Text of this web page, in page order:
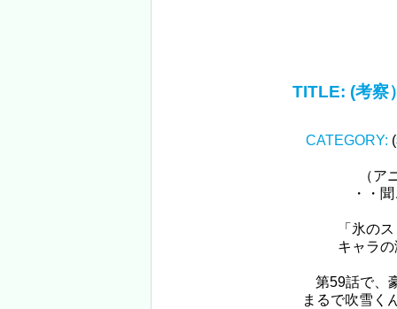
TITLE: (考察
CATEGORY:
（ア
・・
「氷の
キャラ
第59話で、
まるで吹雪く